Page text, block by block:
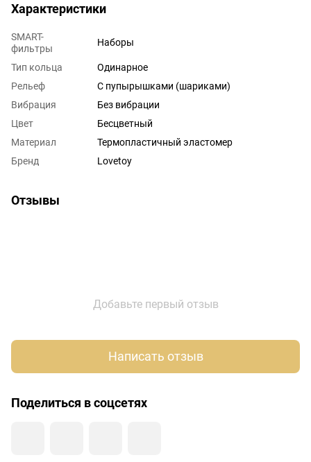
Характеристики
SMART-
фильтры
Наборы
Тип кольца
Одинарное
Рельеф
С пупырышками (шариками)
Вибрация
Без вибрации
Цвет
Бесцветный
Материал
Термопластичный эластомер
Бренд
Lovetoy
Отзывы
Добавьте первый отзыв
Написать отзыв
Поделиться в соцсетях